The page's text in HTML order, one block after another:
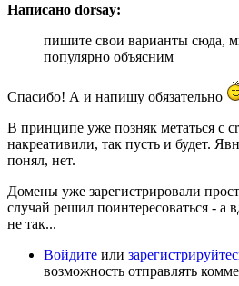
Написано dorsay:
пишите свои варианты сюда,
популярно объясним
Спасибо! А и напишу обязательно
В принципе уже позняк метаться с
накреативили, так пусть и будет.
понял, нет.
Домены уже зарегистрировали
случай решил поинтересоваться - а
не так...
Войдите или
возможность отправлять